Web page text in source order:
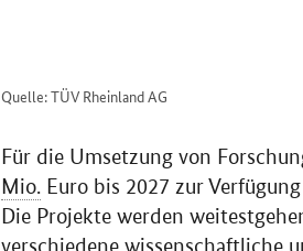
Quelle: TÜV Rheinland AG
Für die Umsetzung von
Mio. Euro bis 2027 zur
Die Projekte werden
verschiedene wissenschaftliche